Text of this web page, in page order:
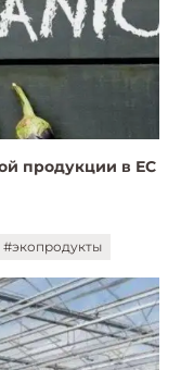
продукции в ЕС
#экопродукты